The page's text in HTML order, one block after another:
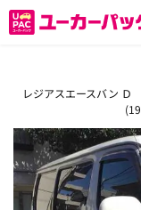
レジアスエースバン